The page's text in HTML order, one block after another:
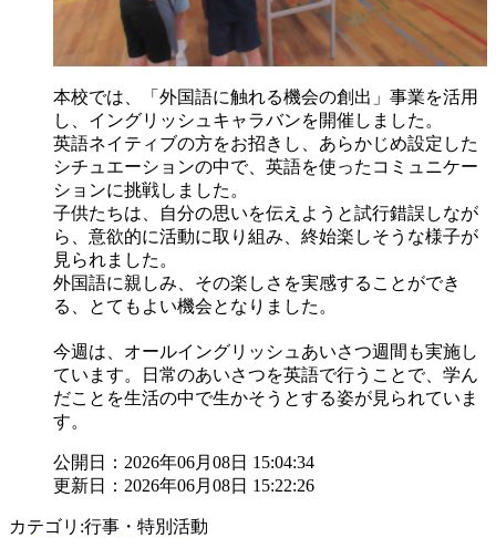
本校では、「外国語に触れる機会の創出」事業を活用
し、イングリッシュキャラバンを開催しました。
英語ネイティブの方をお招きし、あらかじめ設定した
シチュエーションの中で、英語を使ったコミュニケー
ションに挑戦しました。
子供たちは、自分の思いを伝えようと試行錯誤しなが
ら、意欲的に活動に取り組み、終始楽しそうな様子が
見られました。
外国語に親しみ、その楽しさを実感することができ
る、とてもよい機会となりました。
今週は、オールイングリッシュあいさつ週間も実施し
ています。日常のあいさつを英語で行うことで、学ん
だことを生活の中で生かそうとする姿が見られていま
す。
公開日：2026年06月08日 15:04:34
更新日：2026年06月08日 15:22:26
カテゴリ:行事・特別活動